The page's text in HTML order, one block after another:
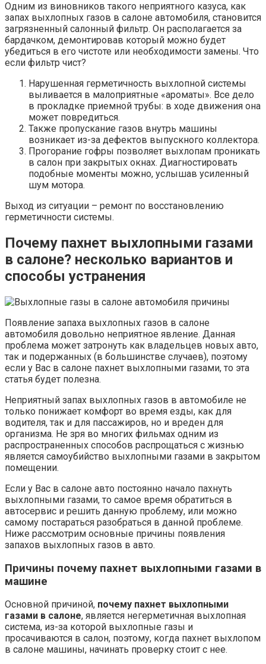
Одним из виновников такого неприятного казуса, как
запах выхлопных газов в салоне автомобиля, становится
загрязненный салонный фильтр. Он располагается за
бардачком, демонтировав который можно будет
убедиться в его чистоте или необходимости замены. Что
если фильтр чист?
Нарушенная герметичность выхлопной системы
выливается в малоприятные «ароматы». Все дело
в прокладке приемной трубы: в ходе движения она
может повредиться.
Также пропускание газов внутрь машины
возникает из-за дефектов выпускного коллектора.
Прогорание гофры позволяет выхлопам проникать
в салон при закрытых окнах. Диагностировать
подобные моменты можно, услышав усиленный
шум мотора.
Выход из ситуации – ремонт по восстановлению
герметичности системы.
Почему пахнет выхлопными газами
в салоне? несколько вариантов и
способы устранения
Появление запаха выхлопных газов в салоне
автомобиля довольно неприятное явление. Данная
проблема может затронуть как владельцев новых авто,
так и подержанных (в большинстве случаев), поэтому
если у Вас в салоне пахнет выхлопными газами, то эта
статья будет полезна.
Неприятный запах выхлопных газов в автомобиле не
только понижает комфорт во время езды, как для
водителя, так и для пассажиров, но и вреден для
организма. Не зря во многих фильмах одним из
распространенных способов распрощаться с жизнью
является самоубийство выхлопными газами в закрытом
помещении.
Если у Вас в салоне авто постоянно начало пахнуть
выхлопными газами, то самое время обратиться в
автосервис и решить данную проблему, или можно
самому постараться разобраться в данной проблеме.
Ниже рассмотрим основные причины появления
запахов выхлопных газов в авто.
Причины почему пахнет выхлопными газами в
машине
Основной причиной, почему пахнет выхлопными
газами в салоне, является негерметичная выхлопная
система, из-за которой выхлопные газы и
просачиваются в салон, поэтому, когда пахнет выхлопом
в салоне машины, начинать проверку стоит с нее.